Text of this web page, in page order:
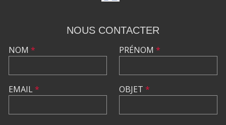
NOUS CONTACTER
NOM *
EMAIL*
PRÉNOM *
OBJET *